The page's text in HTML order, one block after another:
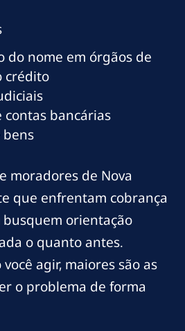
do nome em órgãos de
crédito
contas bancárias
bens
moradores de Nova
que enfrentam cobrança
orientação
o quanto antes.
agir, maiores são as
o problema de forma